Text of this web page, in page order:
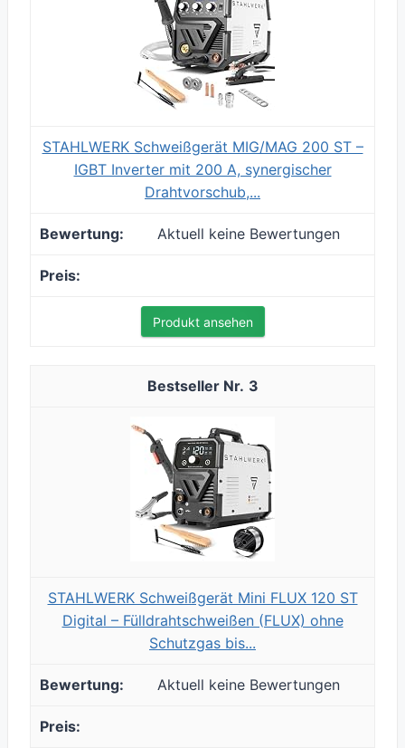
STAHLWERK Schweißgerät MIG/MAG 200 ST –
IGBT Inverter mit 200 A, synergischer
Drahtvorschub,...
Aktuell keine Bewertungen
Produkt ansehen
3
STAHLWERK Schweißgerät Mini FLUX 120 ST
Digital – Fülldrahtschweißen (FLUX) ohne
Schutzgas bis...
Aktuell keine Bewertungen